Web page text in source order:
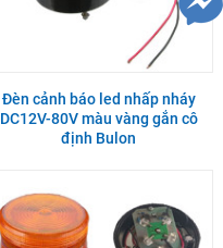
Đèn cảnh báo led nhấp nháy
DC12V-80V màu vàng gắn cô
định Bulon